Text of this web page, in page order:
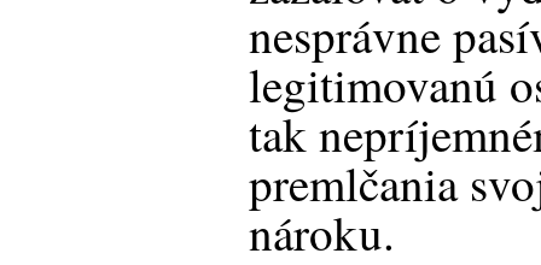
nesprávne
legitimovanú
tak
premlčania
nároku.